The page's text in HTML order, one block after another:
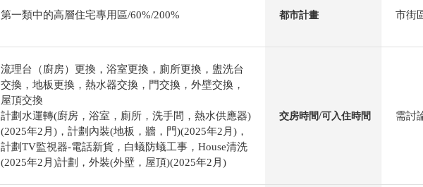
第一類中的高層住宅專用區/60%/200% 都市計畫 市街
流理台（廚房）更換，浴室更換，廁所更換，盥洗台
交換，地板更換，熱水器交換，門交換，外壁交換，
屋頂交換
計劃水運轉(廚房，浴室，廁所，洗手間，熱水供應器)
(2025年2月)，計劃內裝(地板，牆，門)(2025年2月)，
計劃TV監視器-電話新貨，白蟻防蟻工事，House清洗
(2025年2月)計劃，外裝(外壁，屋頂)(2025年2月)
交房時間/可入住時間 需討